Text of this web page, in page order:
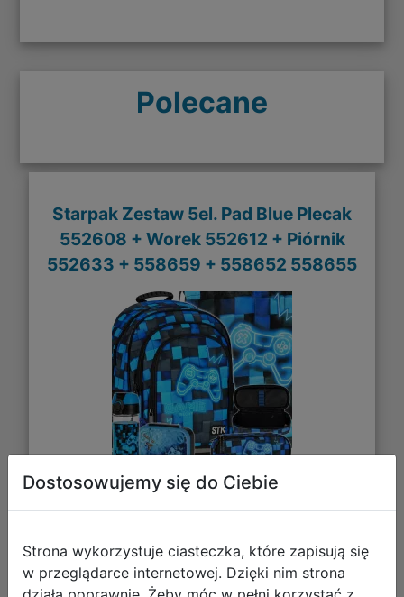
Polecane
Starpak Zestaw 5el. Pad Blue Plecak
552608 + Worek 552612 + Piórnik
552633 + 558659 + 558652 558655
208,22 zł
DO KOSZYKA
Dostosowujemy się do Ciebie
Strona wykorzystuje ciasteczka, które zapisują się
w przeglądarce internetowej. Dzięki nim strona